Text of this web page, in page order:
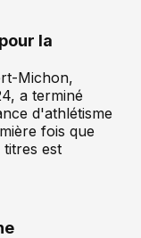
la
Michon,
a terminé
d'athlétisme
fois que
est